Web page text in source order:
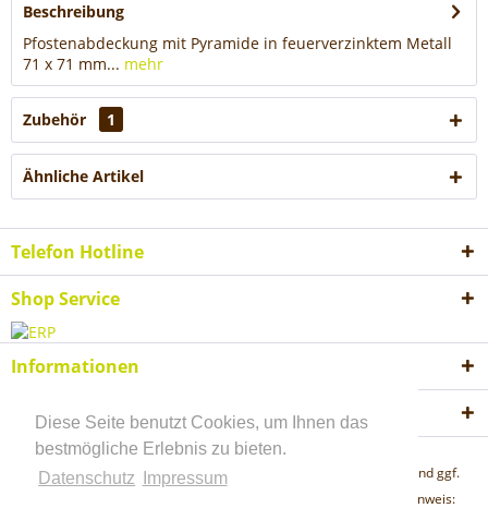
Diese Seite benutzt Cookies, um Ihnen das
bestmögliche Erlebnis zu bieten.
Datenschutz
Impressum
Beschreibung
Pfostenabdeckung mit Pyramide in feuerverzinktem Metall
71 x 71 mm... mehr
Zubehör 1
Ähnliche Artikel
Telefon Hotline
Shop Service
Informationen
Akzeptierte Zahlungsweisen
* Alle Preise inkl. gesetzl. Mehrwertsteuer zzgl.
und ggf.
Nachnahmegebühren, wenn nicht anders beschrieben "Lieferhinweis: